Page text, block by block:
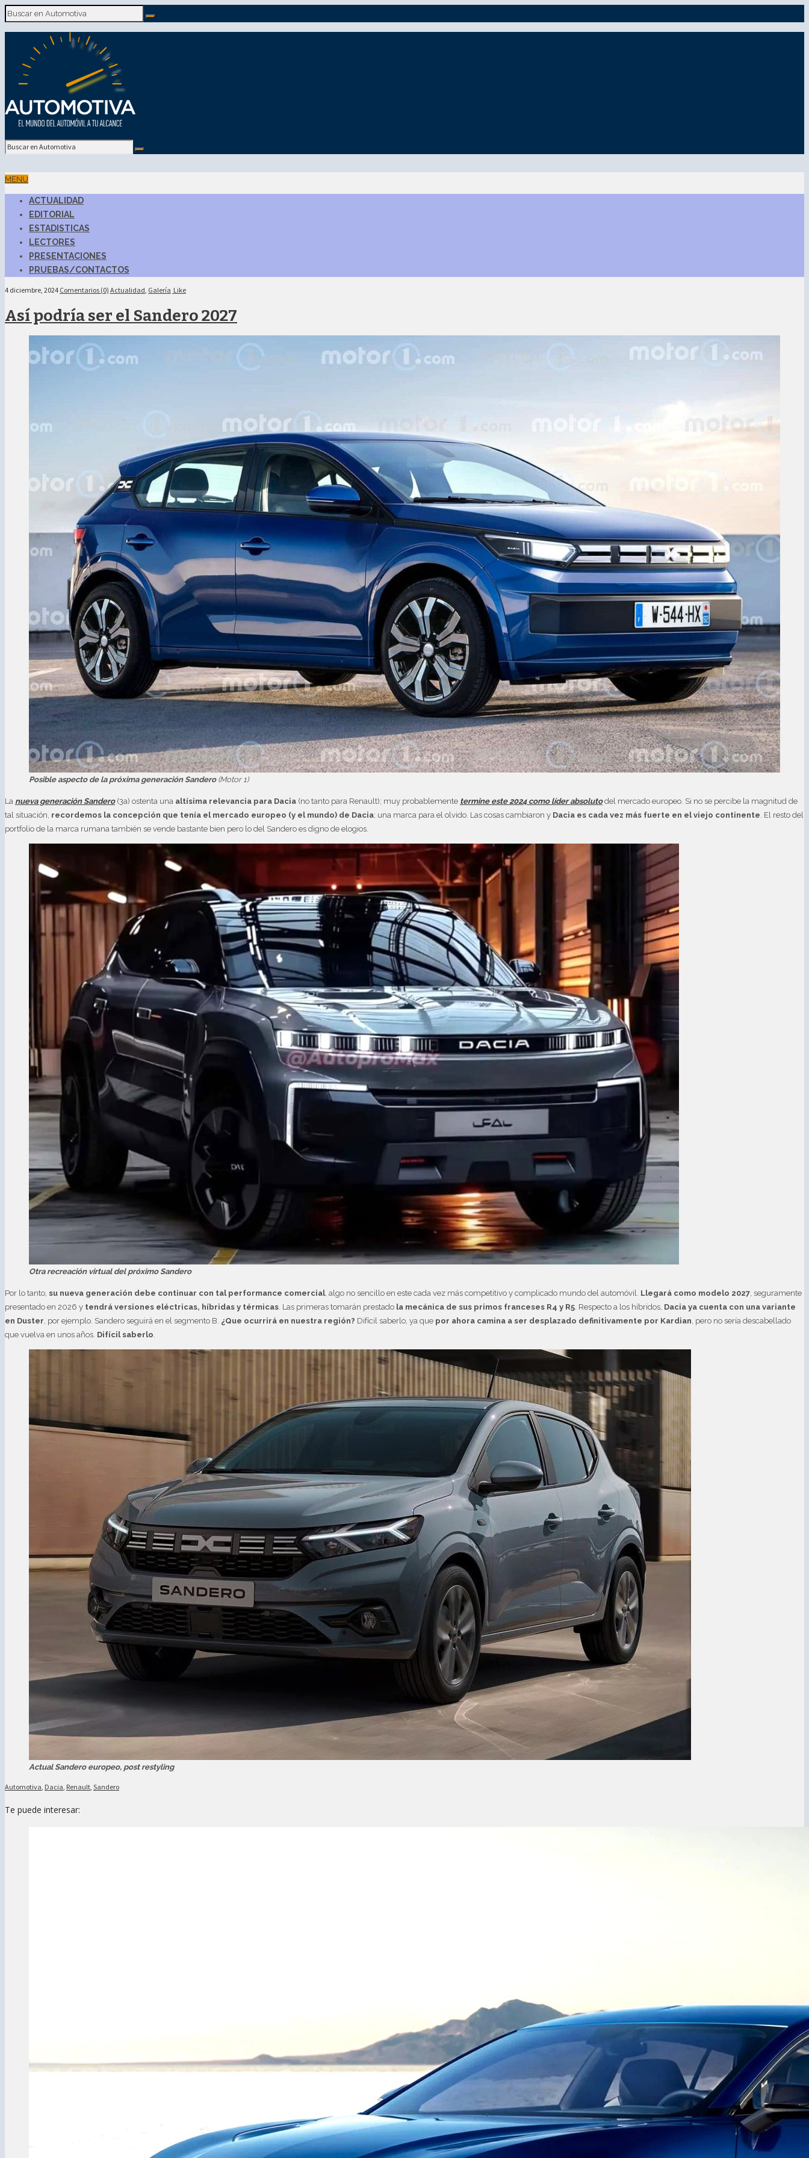
MENU
ACTUALIDAD
EDITORIAL
ESTADISTICAS
LECTORES
PRESENTACIONES
PRUEBAS/CONTACTOS
4 diciembre, 2024 Comentarios (0) Actualidad, Galería Like
Así podría ser el Sandero 2027
Posible aspecto de la próxima generación Sandero (Motor 1)
La nueva generación Sandero(3a) ostenta una altísima relevancia para Dacia (no tanto para Renault); muy probablemente termine este 2024 como líder absolutodel mercado europeo. Si no se percibe la magnitud de
tal situación, recordemos la concepción que tenía el mercado europeo (y el mundo) de Dacia; una marca para el olvido. Las cosas cambiaron y Dacia es cada vez más fuerte en el viejo continente. El resto del
portfolio de la marca rumana también se vende bastante bien pero lo del Sandero es digno de elogios.
Otra recreación virtual del próximo Sandero
Por lo tanto, su nueva generación debe continuar con tal performance comercial, algo no sencillo en este cada vez más competitivo y complicado mundo del automóvil. Llegará como modelo 2027, seguramente
presentado en 2026 y tendrá versiones eléctricas, híbridas y térmicas. Las primeras tomarán prestado la mecánica de sus primos franceses R4 y R5. Respecto a los híbridos, Dacia ya cuenta con una variante
en Duster, por ejemplo. Sandero seguirá en el segmento B. ¿Que ocurrirá en nuestra región? Difícil saberlo, ya que por ahora camina a ser desplazado definitivamente por Kardian, pero no sería descabellado
que vuelva en unos años. Difícil saberlo.
Actual Sandero europeo, post restyling
Automotiva, Dacia, Renault, Sandero
Te puede interesar: